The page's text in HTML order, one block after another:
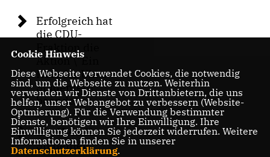
Erfolgreich hat
die CDU-
Fraktion die
Aktion \"Ein
Herz für Ulms
Studenten\"
beendet
Ein Herz für
Studenten
Cookie Hinweis
Diese Webseite verwendet Cookies, die notwendig
sind, um die Webseite zu nutzen. Weiterhin
verwenden wir Dienste von Drittanbietern, die uns
helfen, unser Webangebot zu verbessern (Website-
Optmierung). Für die Verwendung bestimmter
Dienste, benötigen wir Ihre Einwilligung. Ihre
Einwilligung können Sie jederzeit widerrufen. Weitere
Informationen finden Sie in unserer
Datenschutzerklärung.